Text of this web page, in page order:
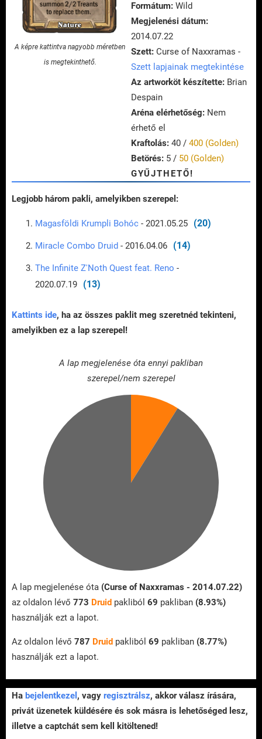
A képre kattintva nagyobb méretben
is megtekinthető.
Formátum: Wild
Megjelenési dátum:
2014.07.22
Szett: Curse of Naxxramas -
Szett lapjainak megtekintése
Az artworköt készítette: Brian
Despain
Aréna elérhetőség: Nem
érhető el
Kraftolás: 40 / 400 (Golden)
Betörés: 5 / 50 (Golden)
GYŰJTHETŐ!
Legjobb három pakli, amelyikben szerepel:
Magasföldi Krumpli Bohóc - 2021.05.25 (20)
Miracle Combo Druid - 2016.04.06 (14)
The Infinite Z'Noth Quest feat. Reno -
2020.07.19
(13)
Kattints ide, ha az összes paklit meg szeretnéd tekinteni,
amelyikben ez a lap szerepel!
A lap megjelenése óta ennyi pakliban
szerepel/nem szerepel
A lap megjelenése óta (Curse of Naxxramas - 2014.07.22)
az oldalon lévő 773 Druid pakliból 69 pakliban (8.93%)
használják ezt a lapot.
Az oldalon lévő 787 Druid pakliból 69 pakliban (8.77%)
használják ezt a lapot.
Ha bejelentkezel , vagy regisztrálsz, akkor válasz írására,
privát üzenetek küldésére és sok másra is lehetőséged lesz,
illetve a captchát sem kell kitöltened!